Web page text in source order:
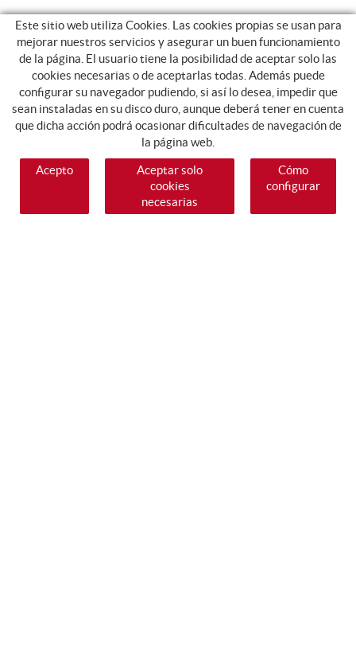
Este sitio web utiliza Cookies. Las cookies propias se usan para
mejorar nuestros servicios y asegurar un buen funcionamiento
de la página. El usuario tiene la posibilidad de aceptar solo las
cookies necesarias o de aceptarlas todas. Además puede
configurar su navegador pudiendo, si así lo desea, impedir que
sean instaladas en su disco duro, aunque deberá tener en cuenta
que dicha acción podrá ocasionar dificultades de navegación de
la página web.
Acepto
Aceptar solo
cookies
necesarias
Cómo
configurar